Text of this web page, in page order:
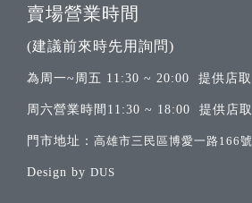
賣場營業時間
(建議前來時先用詢問)
為周一~周五 11:30 ~ 20:00 提供店取
周六營業時間11:30 ~ 18:00 提供店取
門市地址： 高雄市三民區博愛一路166號
Design by DUS